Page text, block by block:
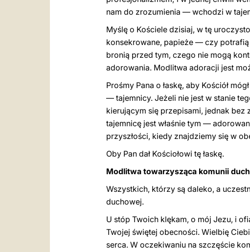
nam do zrozumienia — wchodzi w
Myślę o Kościele dzisiaj, w tę
konsekrowane, papieże — czy
bronią przed tym, czego nie mogą
adorowania. Modlitwa adoracji jest
Prośmy Pana o łaskę, aby Kościół
— tajemnicy. Jeżeli nie jest w stanie
kierującym się przepisami, jednak bez
tajemnicę jest właśnie tym —
przyszłości, kiedy znajdziemy się w
Oby Pan dał Kościołowi tę łaskę.
Modlitwa towarzysząca komunii
Wszystkich, którzy są daleko, a
duchowej.
U stóp Twoich klękam, o mój Jezu, i
Twojej świętej obecności. Wielbię
serca. W oczekiwaniu na szczęście